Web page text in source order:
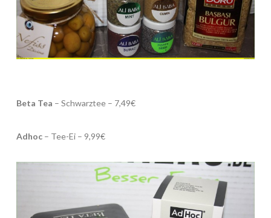
Beta Tea – Schwarztee – 7,49€
Adhoc– Tee-Ei – 9,99€